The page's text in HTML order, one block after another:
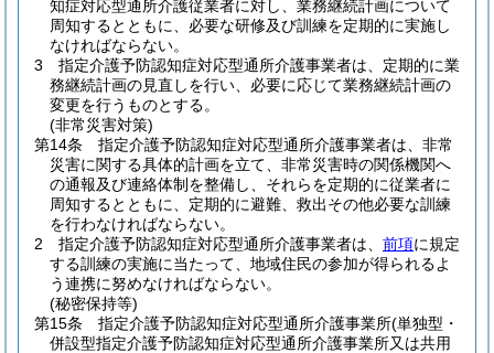
知症対応型通所介護従業者に対し、業務継続計画について
周知するとともに、必要な研修及び訓練を定期的に実施し
なければならない。
3
指定介護予防認知症対応型通所介護事業者は、定期的に業
務継続計画の見直しを行い、必要に応じて業務継続計画の
変更を行うものとする。
(非常災害対策)
第14条
指定介護予防認知症対応型通所介護事業者は、非常
災害に関する具体的計画を立て、非常災害時の関係機関へ
の通報及び連絡体制を整備し、それらを定期的に従業者に
周知するとともに、定期的に避難、救出その他必要な訓練
を行わなければならない。
2
指定介護予防認知症対応型通所介護事業者は、 前項に規定
する訓練の実施に当たって、地域住民の参加が得られるよ
う連携に努めなければならない。
(秘密保持等)
第15条
指定介護予防認知症対応型通所介護事業所(単独型・
併設型指定介護予防認知症対応型通所介護事業所又は共用